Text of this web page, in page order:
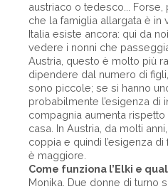
austriaco o tedesco...
che la famiglia allargata è in
Italia esiste ancora: qui da
vedere i nonni che
Austria, questo è molto più
dipendere dal numero di
sono piccole; se si hanno
probabilmente l’esigenza di
compagnia aumenta rispetto
casa. In Austria, da molti
coppia e quindi l’esigenza
è maggiore.
Come funziona l’Elki e
Monika. Due donne di turno